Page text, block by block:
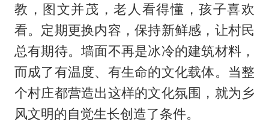
教，图文并茂，老人看得懂，孩子喜欢
看。定期更换内容，保持新鲜感，让村民
总有期待。墙面不再是冰冷的建筑材料，
而成了有温度、有生命的文化载体。当整
个村庄都营造出这样的文化氛围，就为乡
风文明的自觉生长创造了条件。